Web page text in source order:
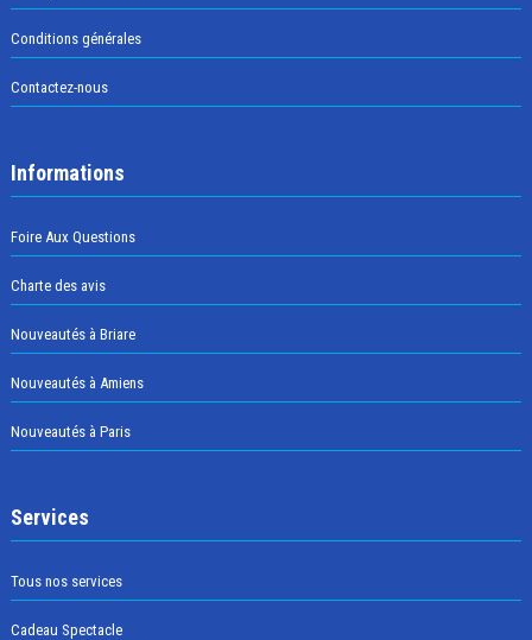
Conditions générales
Contactez-nous
Informations
Foire Aux Questions
Charte des avis
Nouveautés à Briare
Nouveautés à Amiens
Nouveautés à Paris
Services
Tous nos services
Cadeau Spectacle